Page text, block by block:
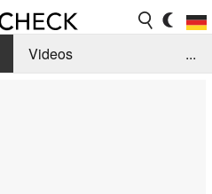
Videos
...